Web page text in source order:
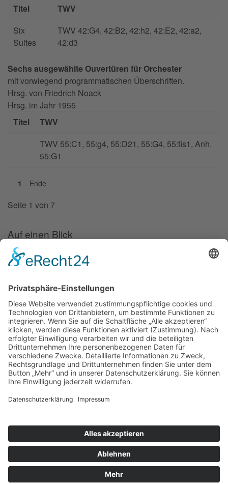
Titel
TWV
Six
Suites
TWV 42:G4, 42:B2, 42:h2, 42:E2, 42:a2,
42:d3
Sechs ausgewählte Ouvertüren für Orchester
mit vorwiegend programmatischen Über­schriften.
Hrsg. von Friedrich Noack
Hrsg. im Jahr 1955
Titel
TWV
TWV 55:C1, 55:g4, 55:D21, 55:G4, 55:fis1, Anh.
55:G1
1 Ende
Seite 1 von 7
Auf einen Blick
Forschung
Musikalien-Leihmaterial
Publikationen
Links
Aktuelles
06.02.25
Neuer Telemann-Konferenzbericht erschienen
11.12.24
Prof. Dr. Wolfgang Hirschmann erhält den Georg-Philipp-
Telemann-Preis 2025
Telemann-Zentrum zu Gast in Brüssel
Veranstaltungen
Aktuell sind keine Termine vorhanden.
Highlights